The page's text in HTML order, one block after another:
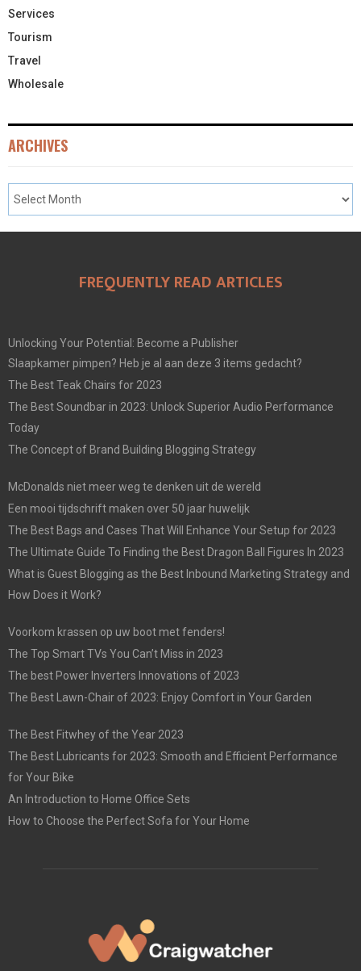
Services
Tourism
Travel
Wholesale
ARCHIVES
FREQUENTLY READ ARTICLES
Unlocking Your Potential: Become a Publisher
Slaapkamer pimpen? Heb je al aan deze 3 items gedacht?
The Best Teak Chairs for 2023
The Best Soundbar in 2023: Unlock Superior Audio Performance
Today
The Concept of Brand Building Blogging Strategy
McDonalds niet meer weg te denken uit de wereld
Een mooi tijdschrift maken over 50 jaar huwelijk
The Best Bags and Cases That Will Enhance Your Setup for 2023
The Ultimate Guide To Finding the Best Dragon Ball Figures In 2023
What is Guest Blogging as the Best Inbound Marketing Strategy and
How Does it Work?
Voorkom krassen op uw boot met fenders!
The Top Smart TVs You Can’t Miss in 2023
The best Power Inverters Innovations of 2023
The Best Lawn-Chair of 2023: Enjoy Comfort in Your Garden
The Best Fitwhey of the Year 2023
The Best Lubricants for 2023: Smooth and Efficient Performance
for Your Bike
An Introduction to Home Office Sets
How to Choose the Perfect Sofa for Your Home